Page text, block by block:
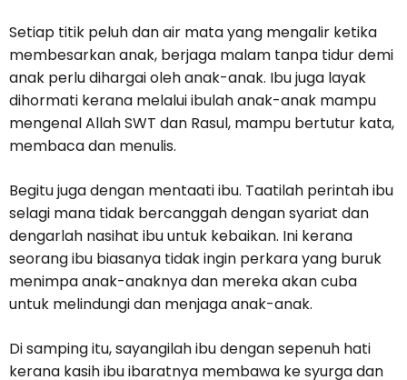
Setiap titik peluh dan air mata yang mengalir ketika
membesarkan anak, berjaga malam tanpa tidur demi
anak perlu dihargai oleh anak-anak. Ibu juga layak
dihormati kerana melalui ibulah anak-anak mampu
mengenal Allah SWT dan Rasul, mampu bertutur kata,
membaca dan menulis.
Begitu juga dengan mentaati ibu. Taatilah perintah ibu
selagi mana tidak bercanggah dengan syariat dan
dengarlah nasihat ibu untuk kebaikan. Ini kerana
seorang ibu biasanya tidak ingin perkara yang buruk
menimpa anak-anaknya dan mereka akan cuba
untuk melindungi dan menjaga anak-anak.
Di samping itu, sayangilah ibu dengan sepenuh hati
kerana kasih ibu ibaratnya membawa ke syurga dan